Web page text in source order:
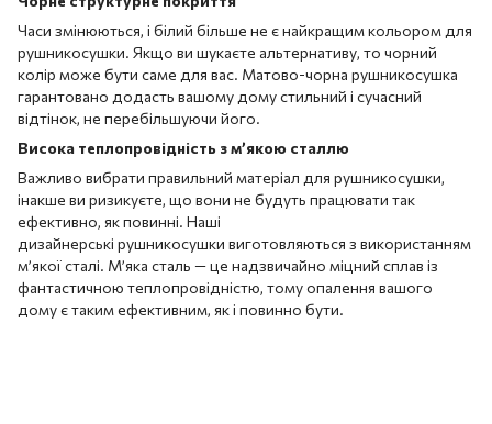
Часи змінюються, і білий більше не є найкращим кольором для
рушникосушки. Якщо ви шукаєте альтернативу, то чорний
колір може бути саме для вас. Матово-чорна рушникосушка
гарантовано додасть вашому дому стильний і сучасний
відтінок, не перебільшуючи його.
Висока теплопровідність з м’якою сталлю
Важливо вибрати правильний матеріал для рушникосушки,
інакше ви ризикуєте, що вони не будуть працювати так
ефективно, як повинні. Наші
дизайнерські рушникосушки виготовляються з використанням
м’якої сталі. М’яка сталь — це надзвичайно міцний сплав із
фантастичною теплопровідністю, тому опалення вашого
дому є таким ефективним, як і повинно бути.